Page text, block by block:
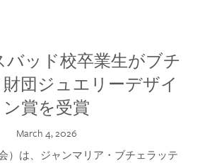
バッド校卒業生がブチ
団ジュエリーデザイ
ン賞を受賞
March 4, 2026
）は、ジャンマリア・ブチェラッテ